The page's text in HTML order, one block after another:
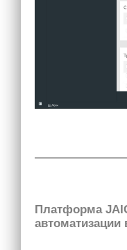
Платформа
автоматизации